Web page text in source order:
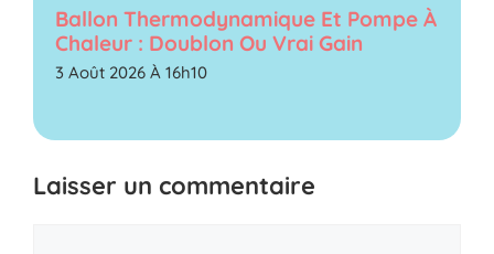
Ballon Thermodynamique Et Pompe À
Chaleur : Doublon Ou Vrai Gain
3 Août 2026 À 16h10
Laisser un commentaire